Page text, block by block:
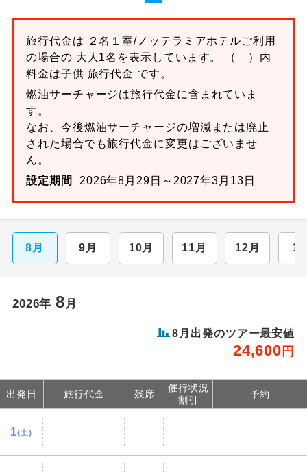
旅行代金は ２名１室/ノッテラミアホテルご利用
の場合の 大人1名を表示しています。 （ ）内
料金は子供 旅行代金 です。
燃油サーチャージは旅行代金に含まれていま
す。
なお、今後燃油サーチャージの増減または廃止
された場合でも旅行代金に変更はございませ
ん。
設定期間
2026年8月29日～2027年3月13日
8月 9月 10月 11月 12月 1
2026年 8月
8月出発のツアー最安値
24,600 円
出発日 旅行代金 残席
催行状況
割引
予約
1(土)